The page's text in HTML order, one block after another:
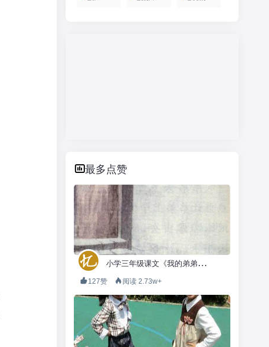
最多点赞
小
学三年级课文《我的弟弟小萝卜头》
127赞 阅读 2.73w+